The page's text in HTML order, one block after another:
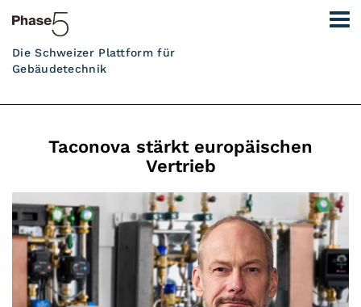
Die Schweizer Plattform für
Gebäudetechnik
Taconova stärkt europäischen
Vertrieb